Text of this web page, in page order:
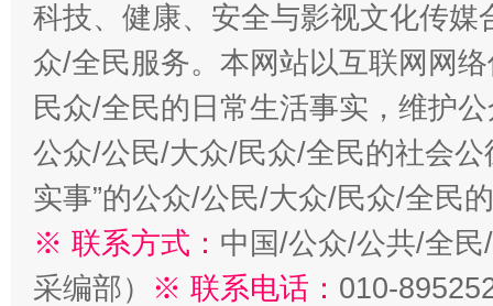
科技、健康、安全与影视文化传
众/全民服务。本网站以互联网网
民众/全民的日常生活事实，维护
公众/公民/大众/民众/全民的社会公
实事”的公众/公民/大众/民众/全民
※ 联系方式： 中国/公众/公共/全
采编部） ※ 联系电话： 010-